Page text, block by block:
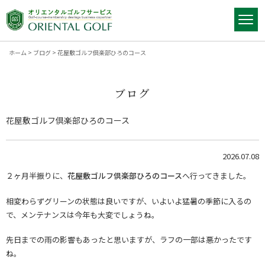
ホーム > ブログ > 花屋敷ゴルフ倶楽部ひろのコース
ブログ
花屋敷ゴルフ倶楽部ひろのコース
2026.07.08
２ヶ月半振りに、 花屋敷ゴルフ倶楽部ひろのコースへ行ってきました。
相変わらずグリーンの状態は良いですが、いよいよ猛暑の季節に入るの
で、メンテナンスは今年も大変でしょうね。
先日までの雨の影響もあったと思いますが、ラフの一部は悪かったです
ね。